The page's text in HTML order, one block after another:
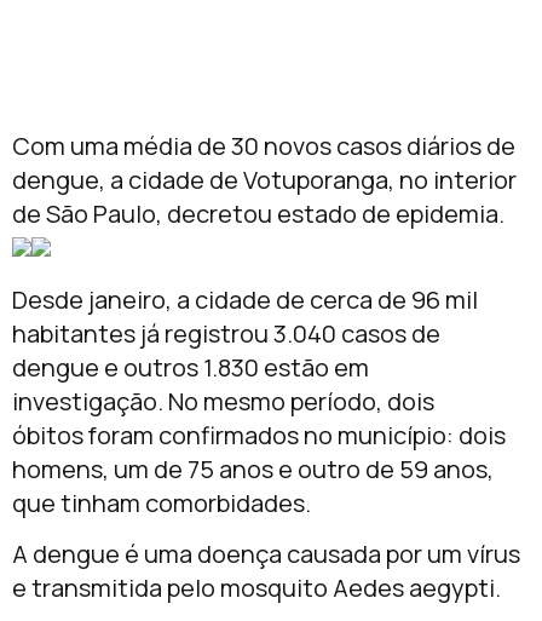
Com uma média de 30 novos casos diários de
dengue, a cidade de Votuporanga, no interior
de São Paulo, decretou estado de epidemia.
Desde janeiro, a cidade de cerca de 96 mil
habitantes já registrou 3.040 casos de
dengue e outros 1.830 estão em
investigação. No mesmo período, dois
óbitos foram confirmados no município: dois
homens, um de 75 anos e outro de 59 anos,
que tinham comorbidades.
A dengue é uma doença causada por um vírus
e transmitida pelo mosquito Aedes aegypti.